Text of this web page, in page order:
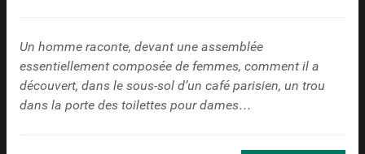
Un homme raconte, devant une assemblée
essentiellement composée de femmes, comment il a
découvert, dans le sous-sol d’un café parisien, un trou
dans la porte des toilettes pour dames…